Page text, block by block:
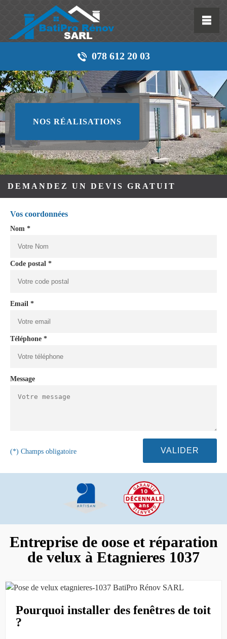
078 612 20 03
NOS RÉALISATIONS
DEMANDEZ UN DEVIS GRATUIT
Vos coordonnées
Nom *
Code postal *
Email *
Téléphone *
Message
(*) Champs obligatoire
Entreprise de oose et réparation
de velux à Etagnieres 1037
Pourquoi installer des fenêtres de toit
?